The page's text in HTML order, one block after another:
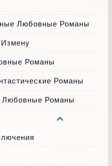
Любовные Романы
Романы
Романы
Любовные Романы